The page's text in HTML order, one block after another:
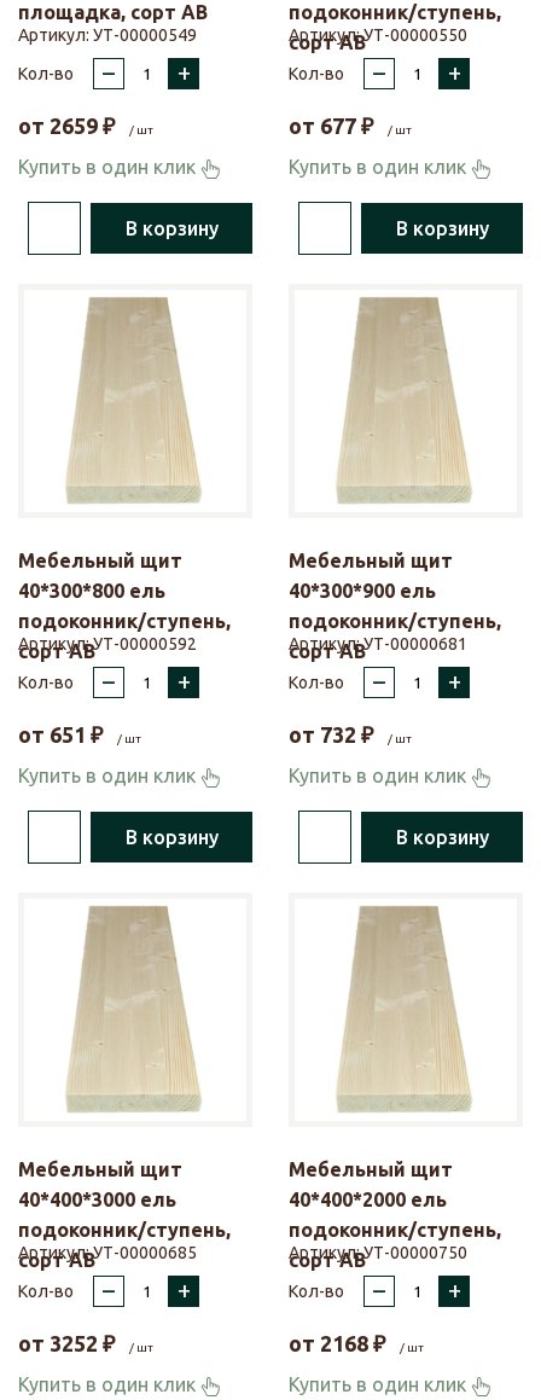
площадка, сорт АВ
Артикул: УТ-00000549
Кол-во
– +
от 2659 ₽ / шт
Купить в один клик
В корзину
подоконник/ступень,
сорт АВ
Артикул:УТ-00000550
Кол-во
– +
от 677 ₽ / шт
Купить в один клик
В корзину
Мебельный щит
40*300*800 ель
подоконник/ступень,
сорт АВ
Артикул:УТ-00000592
Кол-во
– +
от 651 ₽ / шт
Купить в один клик
В корзину
Мебельный щит
40*300*900 ель
подоконник/ступень,
сорт АВ
Артикул:УТ-00000681
Кол-во
– +
от 732 ₽ / шт
Купить в один клик
В корзину
Мебельный щит
40*400*3000 ель
подоконник/ступень,
сорт АВ
Артикул:УТ-00000685
Кол-во
– +
от 3252 ₽ / шт
Купить в один клик
Мебельный щит
40*400*2000 ель
подоконник/ступень,
сорт АВ
Артикул:УТ-00000750
Кол-во
– +
от 2168 ₽ / шт
Купить в один клик